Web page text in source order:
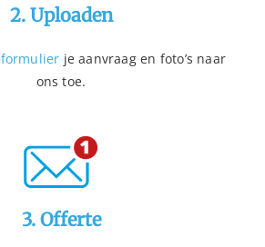
2. Uploaden
formulier je aanvraag en foto’s naar
ons toe.
3. Offerte